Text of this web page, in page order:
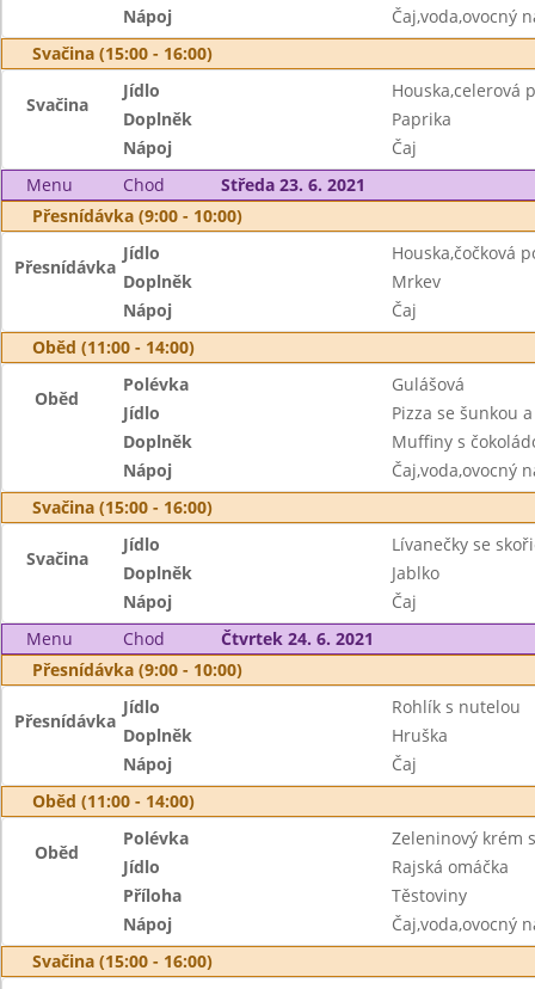
Nápoj
Čaj,voda,ovocný
Svačina (15:00 - 16:00)
Svačina
Jídlo
Houska,celerová
Doplněk
Paprika
Nápoj
Čaj
Menu
Chod
Středa 23. 6. 2021
Přesnídávka (9:00 - 10:00)
Přesnídávka
Jídlo
Houska,čočková
Doplněk
Mrkev
Nápoj
Čaj
Oběd (11:00 - 14:00)
Oběd
Polévka
Gulášová
Jídlo
Pizza se šunkou
Doplněk
Muffiny s
Nápoj
Čaj,voda,ovocný
Svačina (15:00 - 16:00)
Svačina
Jídlo
Lívanečky se
Doplněk
Jablko
Nápoj
Čaj
Menu
Chod
Čtvrtek 24. 6. 2021
Přesnídávka (9:00 - 10:00)
Přesnídávka
Jídlo
Rohlík s nutelou
Doplněk
Hruška
Nápoj
Čaj
Oběd (11:00 - 14:00)
Oběd
Polévka
Zeleninový krém
Jídlo
Rajská omáčka
Příloha
Těstoviny
Nápoj
Čaj,voda,ovocný
Svačina (15:00 - 16:00)